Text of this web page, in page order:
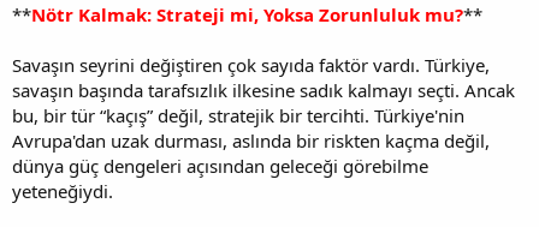
**Nötr Kalmak: Strateji mi, Yoksa Zorunluluk mu?**
Savaşın seyrini değiştiren çok sayıda faktör vardı. Türkiye,
savaşın başında tarafsızlık ilkesine sadık kalmayı seçti. Ancak
bu, bir tür “kaçış” değil, stratejik bir tercihti. Türkiye'nin
Avrupa'dan uzak durması, aslında bir riskten kaçma değil,
dünya güç dengeleri açısından geleceği görebilme
yeteneğiydi.